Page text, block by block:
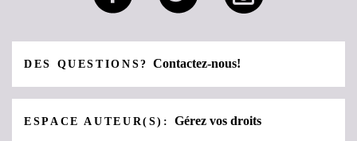
DES QUESTIONS?Contactez-nous!
ESPACE AUTEUR(S):Gérez vos droits